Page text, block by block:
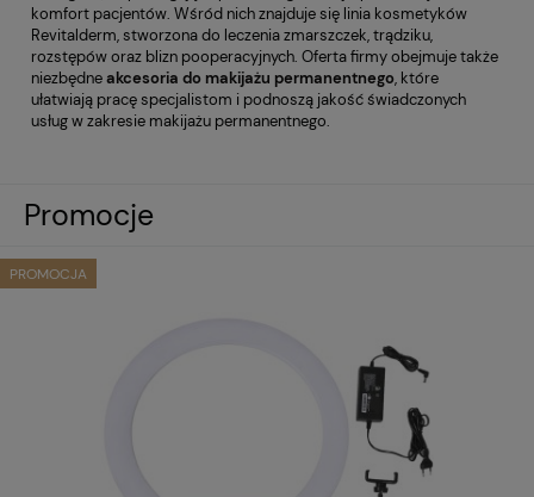
komfort pacjentów. Wśród nich znajduje się linia kosmetyków
Revitalderm, stworzona do leczenia zmarszczek, trądziku,
rozstępów oraz blizn pooperacyjnych. Oferta firmy obejmuje także
niezbędneakcesoria do makijażu permanentnego, które
ułatwiają pracę specjalistom i podnoszą jakość świadczonych
usług w zakresie makijażu permanentnego.
Promocje
PROMOCJA